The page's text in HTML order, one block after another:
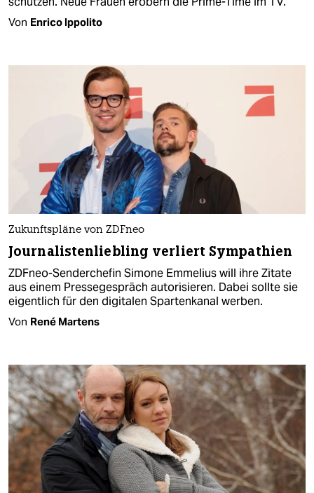
Von Enrico Ippolito
Zukunftspläne von ZDFneo
Journalistenliebling verliert Sympathien
ZDFneo-Senderchefin Simone Emmelius will ihre Zitate
aus einem Pressegespräch autorisieren. Dabei sollte sie
eigentlich für den digitalen Spartenkanal werben.
Von René Martens